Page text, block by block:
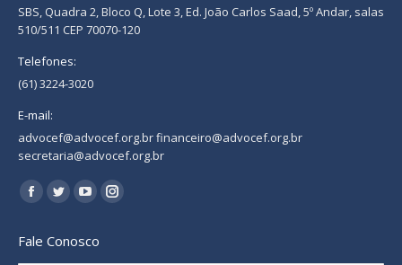
SBS, Quadra 2, Bloco Q, Lote 3, Ed. João Carlos Saad, 5º Andar, salas
510/511 CEP 70070-120
Telefones:
(61) 3224-3020
E-mail:
advocef@advocef.org.br financeiro@advocef.org.br
secretaria@advocef.org.br
Encontre-nos em:
Facebook
opens
Twitter
opens
YouTube
opens
Instagram
Fale Conosco